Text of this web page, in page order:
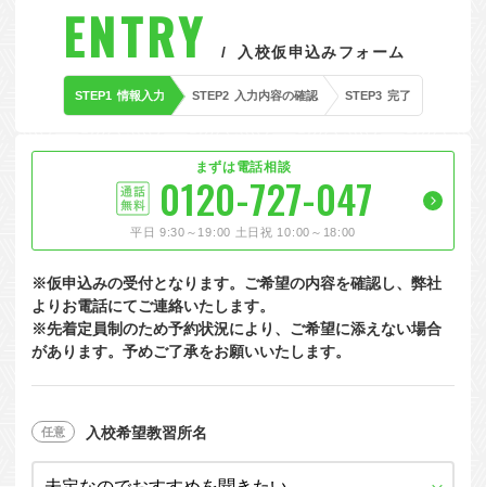
大型二輪
準中型車
大型車
けん引
中型車
大型二種
普通二種
中型二種
大型車+大型特殊
東北エリア
甲信越エリア
北陸エリア
関西エリア
中国エリア
四国エリア
九州エリア
沖縄エリア
誕生月割
キャンペーンで探す
コープ合宿免許スタッフがおすすめの教習所
お一人でも安心な教習所
教習料金が安い教習所
合宿免許の食事がおいしいと好評な教習所
温泉プランがある教習所
自炊ができる教習所
ホテルプランがある教習所
入校日で探す
私たちについて
コープ・生協おすすめの合宿免許パンフレット
お支払いについて
よくある質問
入校の流れ/スケジュール
給付金制度について
合宿免許とは
免許の行政処分と再取得について
47 件が見つかりました
免許の種類
エリア
ENTRY 入校仮申込みフォーム
STEP1 情報入力 STEP2 入力内容の確認 STEP3 完了
まずは電話相談
0120-727-047
平日 9:30～19:00 土日祝 10:00～18:00
※仮申込みの受付となります。ご希望の内容を確認し、弊社
よりお電話にてご連絡いたします。
※先着定員制のため予約状況により、ご希望に添えない場合
があります。予めご了承をお願いいたします。
入校希望教習所名